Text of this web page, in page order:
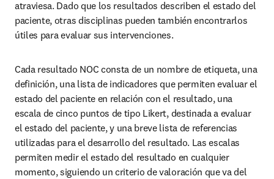
atraviesa. Dado que los resultados describen el estado del
paciente, otras disciplinas pueden también encontrarlos
útiles para evaluar sus intervenciones.
Cada resultado NOC consta de un nombre de etiqueta, una
definición, una lista de indicadores que permiten evaluar el
estado del paciente en relación con el resultado, una
escala de cinco puntos de tipo Likert, destinada a evaluar
el estado del paciente, y una breve lista de referencias
utilizadas para el desarrollo del resultado. Las escalas
permiten medir el estado del resultado en cualquier
momento, siguiendo un criterio de valoración que va del